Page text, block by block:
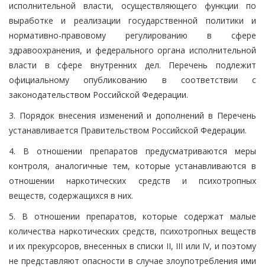
исполнительной власти, осуществляющего функции по
выработке и реализации государственной политики и
нормативно-правовому регулированию в сфере
здравоохранения, и федерального органа исполнительной
власти в сфере внутренних дел. Перечень подлежит
официальному опубликованию в соответствии с
законодательством Российской Федерации.
3. Порядок внесения изменений и дополнений в Перечень
устанавливается Правительством Российской Федерации.
4. В отношении препаратов предусматриваются меры
контроля, аналогичные тем, которые устанавливаются в
отношении наркотических средств и психотропных
веществ, содержащихся в них.
5. В отношении препаратов, которые содержат малые
количества наркотических средств, психотропных веществ
и их прекурсоров, внесенных в списки II, III или IV, и поэтому
не представляют опасности в случае злоупотребления ими